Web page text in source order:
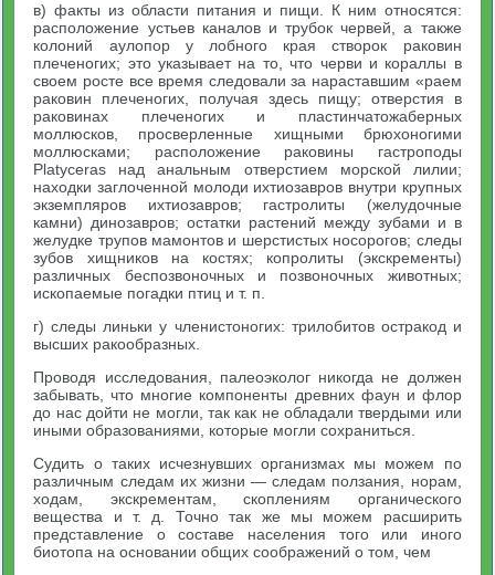
в) факты из области питания и пищи. К ним относятся:
расположение устьев каналов и трубок червей, а также
колоний аулопор у лобного края створок раковин
плеченогих; это указывает на то, что черви и кораллы в
своем росте все время следовали за нараставшим «раем
раковин плеченогих, получая здесь пищу; отверстия в
раковинах плеченогих и пластинчатожаберных
моллюсков, просверленные хищными брюхоногими
моллюсками; расположение раковины гастроподы
Platyceras над анальным отверстием морской лилии;
находки заглоченной молоди ихтиозавров внутри крупных
экземпляров ихтиозавров; гастролиты (желудочные
камни) динозавров; остатки растений между зубами и в
желудке трупов мамонтов и шерстистых носорогов; следы
зубов хищников на костях; копролиты (экскременты)
различных беспозвоночных и позвоночных животных;
ископаемые погадки птиц и т. п.
г) следы линьки у членистоногих: трилобитов остракод и
высших ракообразных.
Проводя исследования, палеоэколог никогда не должен
забывать, что многие компоненты древних фаун и флор
до нас дойти не могли, так как не обладали твердыми или
иными образованиями, которые могли сохраниться.
Судить о таких исчезнувших организмах мы можем по
различным следам их жизни — следам ползания, норам,
ходам, экскрементам, скоплениям органического
вещества и т. д. Точно так же мы можем расширить
представление о составе населения того или иного
биотопа на основании общих соображений о том, чем